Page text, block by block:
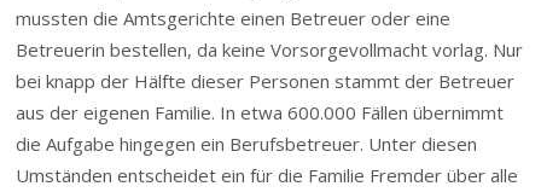
mussten die Amtsgerichte einen Betreuer oder eine
Betreuerin bestellen, da keine Vorsorgevollmacht vorlag. Nur
bei knapp der Hälfte dieser Personen stammt der Betreuer
aus der eigenen Familie. In etwa 600.000 Fällen übernimmt
die Aufgabe hingegen ein Berufsbetreuer. Unter diesen
Umständen entscheidet ein für die Familie Fremder über alle